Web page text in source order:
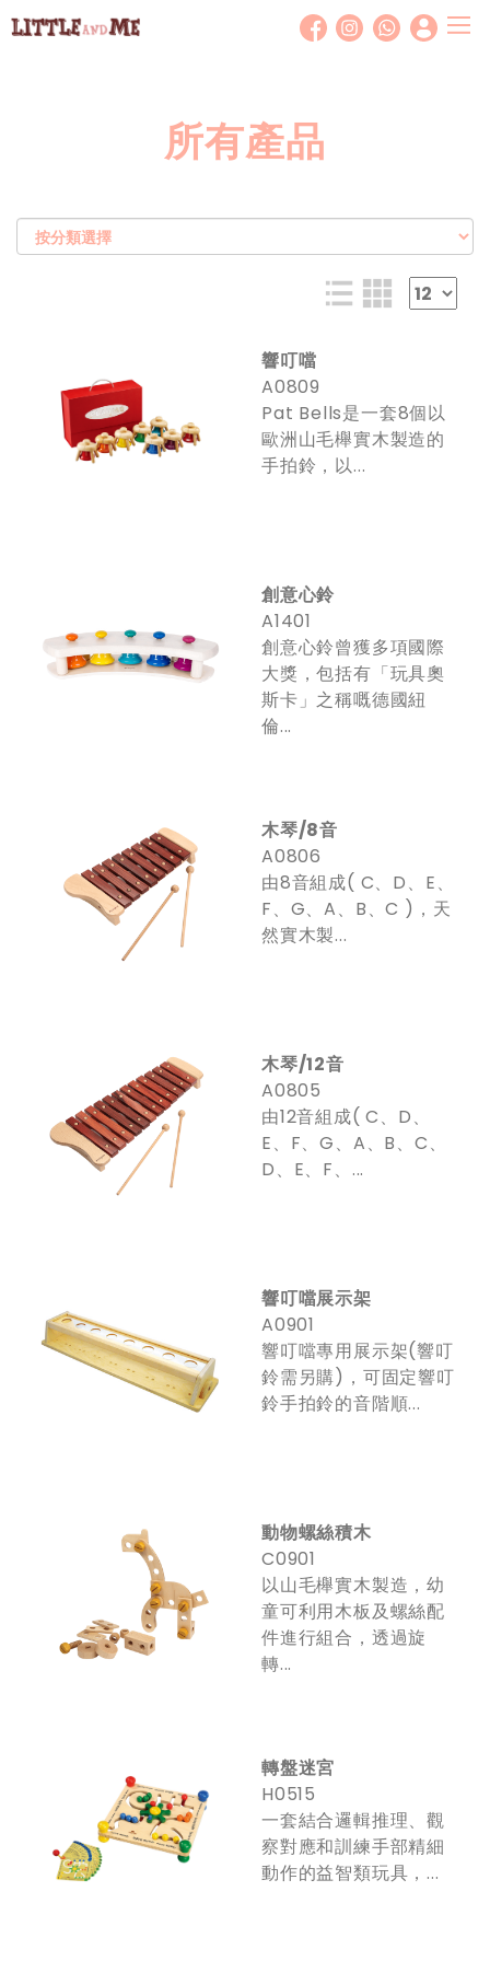
a
v
所有產品
響叮噹
A0809
Pat Bells是一套8個以
歐洲山毛櫸實木製造的
手拍鈴，以...
創意心鈴
A1401
創意心鈴曾獲多項國際
大獎，包括有「玩具奧
斯卡」之稱嘅德國紐
倫...
木琴/8音
A0806
由8音組成( C、D、E、
F、G、A、B、C )，天
然實木製...
木琴/12音
A0805
由12音組成( C、D、
E、F、G、A、B、C、
D、E、F、...
響叮噹展示架
A0901
響叮噹專用展示架(響叮
鈴需另購)，可固定響叮
鈴手拍鈴的音階順...
動物螺絲積木
C0901
以山毛櫸實木製造，幼
童可利用木板及螺絲配
件進行組合，透過旋
轉...
轉盤迷宮
H0515
一套結合邏輯推理、觀
察對應和訓練手部精細
動作的益智類玩具，...